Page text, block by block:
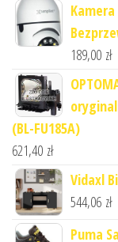
189,00 zł
(BL-FU185A)
621,40 zł
Vidaxl
544,06 zł
Puma